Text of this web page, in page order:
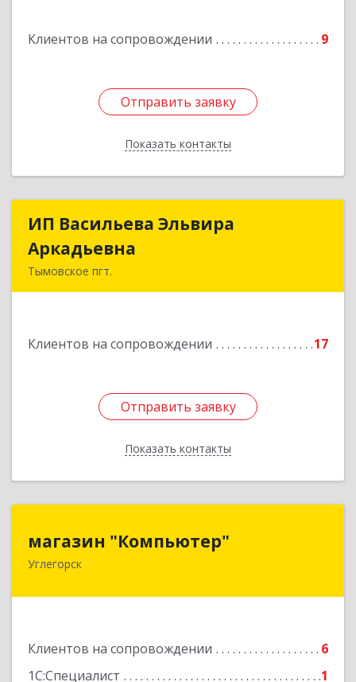
Клиентов на сопровождении 9
Отправить заявку
Показать контакты
Отправить заявку
Назад
ИП Васильева Эльвира
Аркадьевна
Тымовское пгт.
Клиентов на сопровождении 17
Отправить заявку
Показать контакты
ИП Васильева Эльвира
Отправить заявку
Назад
магазин "Компьютер"
Углегорск
Клиентов на сопровождении
6
1С:Специалист
1
694920, Сахалинская обл, Углегорский р-н,